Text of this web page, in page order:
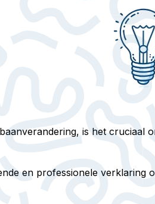
is het cruciaal
en professionele verklaring